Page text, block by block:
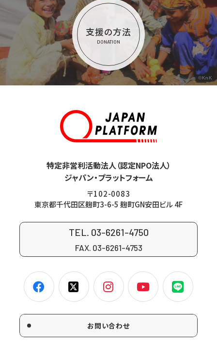
支援の方法
DONATION
©KnK
特定非営利活動法人（認定NPO法人）
ジャパン・プラットフォーム
〒102-0083
東京都千代田区麹町3-6-5 麹町GN安田ビル 4F
TEL. 03-6261-4750
FAX. 03-6261-4753
お問い合わせ